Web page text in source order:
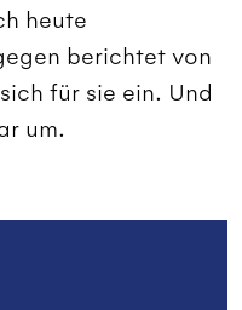
heute
berichtet von
für sie ein. Und
um.